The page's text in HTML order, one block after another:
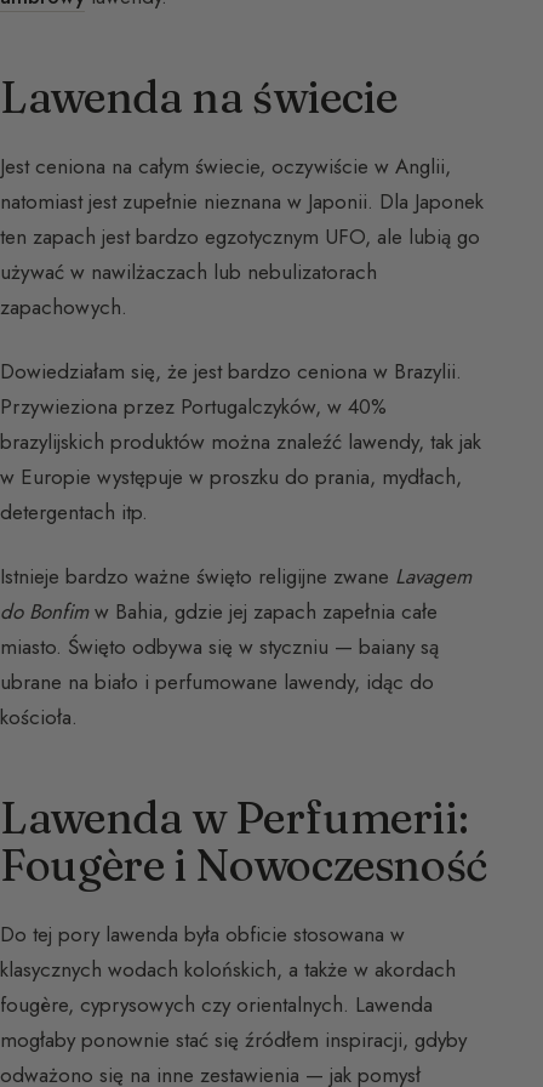
Lawenda na świecie
Jest ceniona na całym świecie, oczywiście w Anglii,
natomiast jest zupełnie nieznana w Japonii. Dla Japonek
ten zapach jest bardzo egzotycznym UFO, ale lubią go
używać w nawilżaczach lub nebulizatorach
zapachowych.
Dowiedziałam się, że jest bardzo ceniona w Brazylii.
Przywieziona przez Portugalczyków, w 40%
brazylijskich produktów można znaleźć lawendy, tak jak
w Europie występuje w proszku do prania, mydłach,
detergentach itp.
Istnieje bardzo ważne święto religijne zwane Lavagem
do Bonfimw Bahia, gdzie jej zapach zapełnia całe
miasto. Święto odbywa się w styczniu — baiany są
ubrane na biało i perfumowane lawendy, idąc do
kościoła.
Lawenda w Perfumerii:
Fougère i Nowoczesność
Do tej pory lawenda była obficie stosowana w
klasycznych wodach kolońskich, a także w akordach
fougère, cyprysowych czy orientalnych. Lawenda
mogłaby ponownie stać się źródłem inspiracji, gdyby
odważono się na inne zestawienia — jak pomysł